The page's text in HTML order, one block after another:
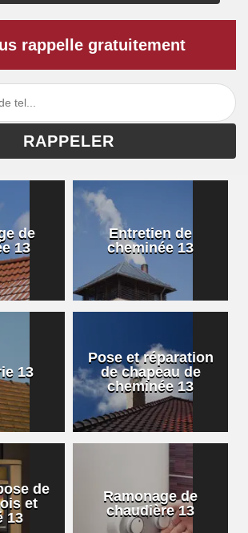
rappelle gratuitement
de
13
Entretien de
cheminée 13
13
Pose et réparation
de chapeau de
cheminée 13
de
et
13
Ramonage de
chaudière 13